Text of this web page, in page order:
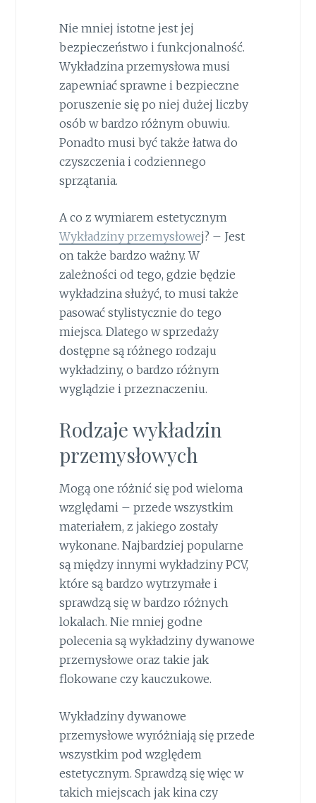
Nie mniej istotne jest jej
bezpieczeństwo i funkcjonalność.
Wykładzina przemysłowa musi
zapewniać sprawne i bezpieczne
poruszenie się po niej dużej liczby
osób w bardzo różnym obuwiu.
Ponadto musi być także łatwa do
czyszczenia i codziennego
sprzątania.
A co z wymiarem estetycznym
Wykładziny przemysłowej? – Jest
on także bardzo ważny. W
zależności od tego, gdzie będzie
wykładzina służyć, to musi także
pasować stylistycznie do tego
miejsca. Dlatego w sprzedaży
dostępne są różnego rodzaju
wykładziny, o bardzo różnym
wyglądzie i przeznaczeniu.
Rodzaje wykładzin
przemysłowych
Mogą one różnić się pod wieloma
względami – przede wszystkim
materiałem, z jakiego zostały
wykonane. Najbardziej popularne
są między innymi wykładziny PCV,
które są bardzo wytrzymałe i
sprawdzą się w bardzo różnych
lokalach. Nie mniej godne
polecenia są wykładziny dywanowe
przemysłowe oraz takie jak
flokowane czy kauczukowe.
Wykładziny dywanowe
przemysłowe wyróżniają się przede
wszystkim pod względem
estetycznym. Sprawdzą się więc w
takich miejscach jak kina czy